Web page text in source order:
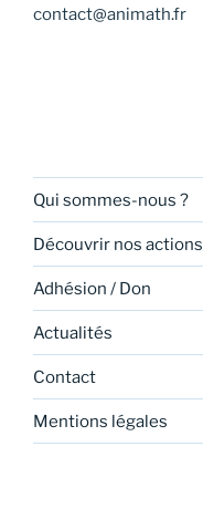
contact@animath.fr
Qui sommes-nous ?
Découvrir nos actions
Adhésion / Don
Actualités
Contact
Mentions légales